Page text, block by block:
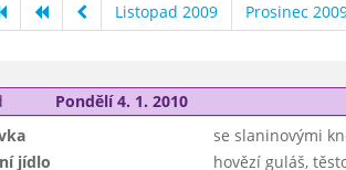
Listopad 2009 Prosinec
Pondělí 4. 1. 2010
se slaninovými
jídlo
hovězí guláš,